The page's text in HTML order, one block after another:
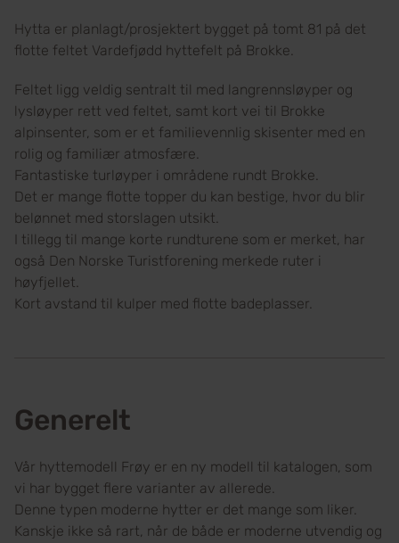
Hytta er planlagt/prosjektert bygget på tomt 81 på det
flotte feltet Vardefjødd hyttefelt på Brokke.
Feltet ligg veldig sentralt til med langrennsløyper og
lysløyper rett ved feltet, samt kort vei til Brokke
alpinsenter, som er et familievennlig skisenter med en
rolig og familiær atmosfære.
Fantastiske turløyper i områdene rundt Brokke.
Det er mange flotte topper du kan bestige, hvor du blir
belønnet med storslagen utsikt.
I tillegg til mange korte rundturene som er merket, har
også Den Norske Turistforening merkede ruter i
høyfjellet.
Kort avstand til kulper med flotte badeplasser.
Generelt
Vår hyttemodell Frøy er en ny modell til katalogen, som
vi har bygget flere varianter av allerede.
Denne typen moderne hytter er det mange som liker.
Kanskje ikke så rart, når de både er moderne utvendig og